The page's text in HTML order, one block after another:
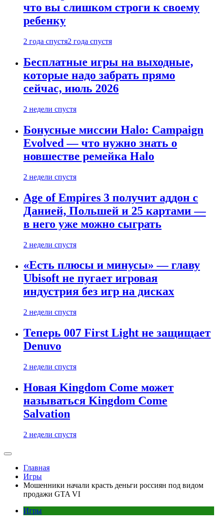
что вы слишком строги к своему
ребенку
2 года спустя2 года спустя
Бесплатные игры на выходные,
которые надо забрать прямо
сейчас, июль 2026
2 недели спустя
Бонусные миссии Halo: Campaign
Evolved — что нужно знать о
новшестве ремейка Halo
2 недели спустя
Age of Empires 3 получит аддон с
Данией, Польшей и 25 картами —
в него уже можно сыграть
2 недели спустя
«Есть плюсы и минусы» — главу
Ubisoft не пугает игровая
индустрия без игр на дисках
2 недели спустя
Теперь 007 First Light не защищает
Denuvo
2 недели спустя
Новая Kingdom Come может
называться Kingdom Come
Salvation
2 недели спустя
Главная
Игры
Мошенники начали красть деньги россиян под видом
продажи GTA VI
Игры